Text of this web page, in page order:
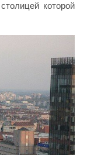
которой